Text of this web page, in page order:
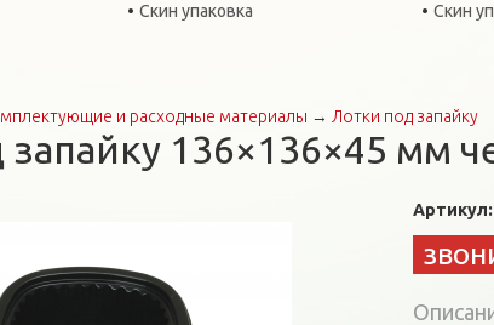
Скин упаковка
Скин
и расходные материалы → Лотки под запайку
136×136×45 мм
Артикул: